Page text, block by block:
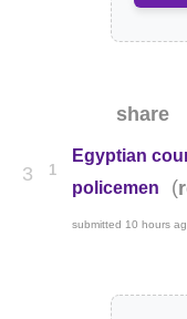
share
3 1
Egyptian
policemen
(
submitted 10 hours